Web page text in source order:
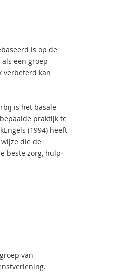
is op de
een groep
verbeterd kan
is het basale
praktijk te
(1994) heeft
die de
beste zorg­, hulp­
van